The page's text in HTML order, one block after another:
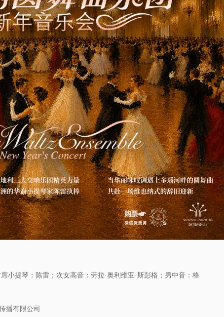
小提琴：陈雷；次女高音：劳拉·奥利维亚·斯彭格；男中音：格
播有限公司